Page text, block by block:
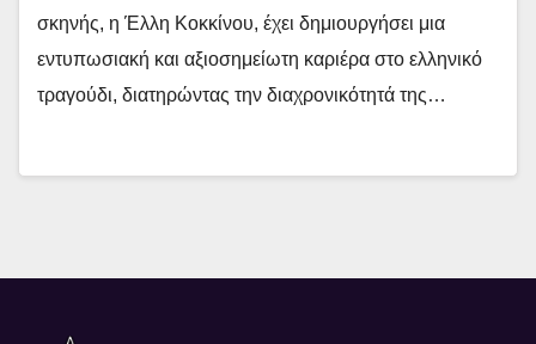
σκηνής, η Έλλη Κοκκίνου, έχει δημιουργήσει μια
εντυπωσιακή και αξιοσημείωτη καριέρα στο ελληνικό
τραγούδι, διατηρώντας την διαχρονικότητά της…